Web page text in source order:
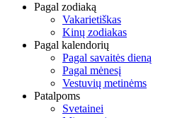
Pagal zodiaką
Vakarietiškas
Kinų zodiakas
Pagal kalendorių
Pagal savaitės dieną
Pagal mėnesį
Vestuvių metinėms
Patalpoms
Svetainei